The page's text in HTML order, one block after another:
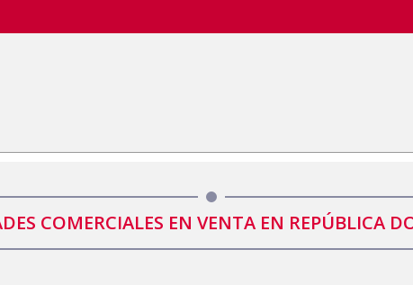
COMERCIALES EN VENTA EN REPÚBLICA